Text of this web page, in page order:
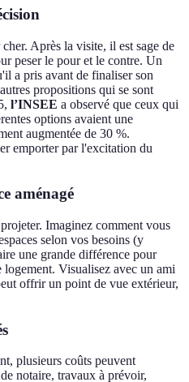
Après la visite, il est sage de
peser le pour et le contre. Un
a pris avant de finaliser son
propositions qui se sont
l’INSEE a observé que ceux qui
options avaient une
augmentée de 30 %.
emporter par l'excitation du
aménagé
Imaginez comment vous
selon vos besoins (y
une grande différence pour
Visualisez avec un ami
offrir un point de vue extérieur,
plusieurs coûts peuvent
notaire, travaux à prévoir,